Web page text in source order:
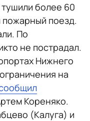
более 60
пожарный поезд.
По
не пострадал.
Нижнего
на
Кореняко.
(Калуга) и